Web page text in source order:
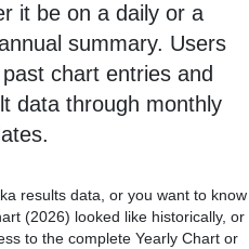
it be on a daily or a
summary. Users
chart entries and
data through monthly
results data, or you want to know
(2026) looked like historically, or
to the complete Yearly Chart or